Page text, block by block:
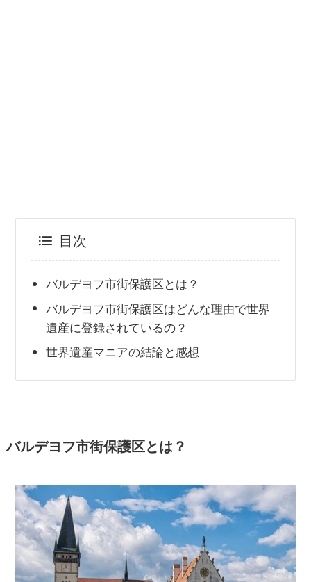
目次
バルデヨフ市街保護区とは？
バルデヨフ市街保護区はどんな理由で世界
遺産に登録されているの？
世界遺産マニアの結論と感想
バルデヨフ市街保護区とは？